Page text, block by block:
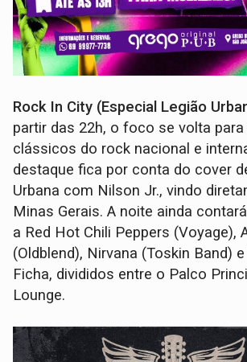
Rock In City (Especial Legião
partir das 22h, o foco se volta
clássicos do rock nacional e
destaque fica por conta do cover
Urbana com Nilson Jr., vindo
Minas Gerais. A noite ainda
a Red Hot Chili Peppers (Voyage),
(Oldblend), Nirvana (Toskin Band)
Ficha, divididos entre o Palco
Lounge.